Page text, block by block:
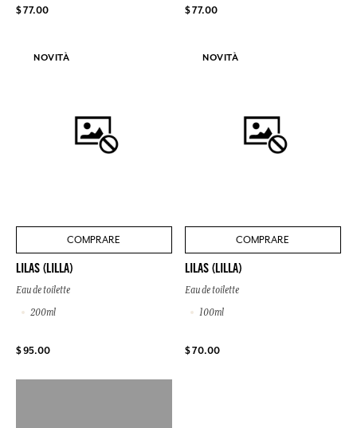
$ 77.00 $ 77.00
NOVITÀ
COMPRARE
LILAS (LILLA)
Eau de toilette
200ml
$ 95.00
NOVITÀ
COMPRARE
LILAS (LILLA)
Eau de toilette
100ml
$ 70.00